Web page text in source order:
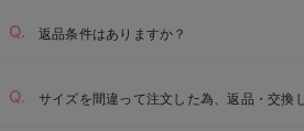
返品条件はありますか？
サイズを間違って注文した為、返品・交換